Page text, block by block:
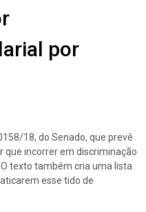
por
18, do Senado, que prevê
incorrer em discriminação
texto também cria uma lista
esse tido de